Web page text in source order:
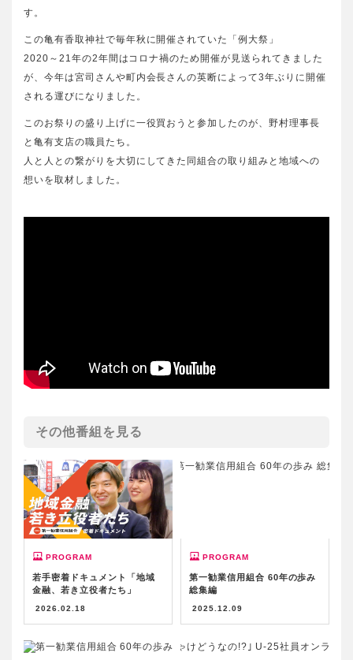
す。
この亀有香取神社で毎年秋に開催されていた「例大祭」
2020～21年の2年間はコロナ禍のため開催が見送られてきました
が、今年は宮司さんや町内会長さんの英断によって3年ぶりに開催
される運びになりました。
このお祭りの盛り上げに一役買おうと参加したのが、野村理事長
と亀有支店の職員たち。
人と人との繋がりを大切にしてきた同組合の取り組みと地域への
想いを取材しました。
その他番組を見る
2026.02.18
若手密着ドキュメント「地域
金融、若き立役者たち」
2025.12.09
第一勧業信用組合 60年の歩み
総集編